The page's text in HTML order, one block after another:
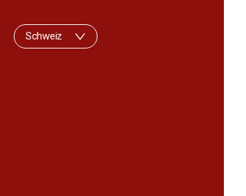
Schweiz